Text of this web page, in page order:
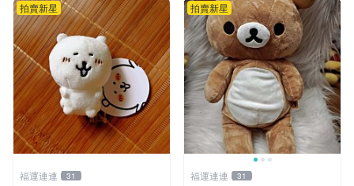
拍賣新星
福運連連 31
拍賣新星
福運連連 31